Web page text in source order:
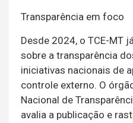
Transparência em foco
Desde 2024, o TCE-MT
sobre a transparência
iniciativas nacionais de
controle externo. O
Nacional de
avalia a publicação e